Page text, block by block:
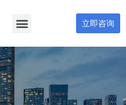
立即咨询